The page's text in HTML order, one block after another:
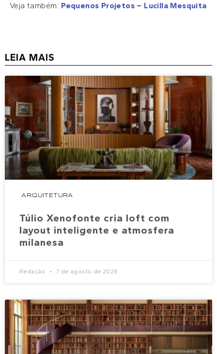
Veja também: Pequenos Projetos – Lucilla Mesquita
LEIA MAIS
ARQUITETURA
Túlio Xenofonte cria loft com
layout inteligente e atmosfera
milanesa
Redação 7 de agosto de 2026